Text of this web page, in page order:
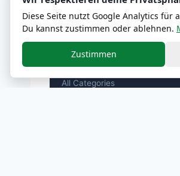
MENU
All Categories
Diese Seite nutzt Google Analytics für
Du kannst zustimmen oder ablehnen.
Zustimmen